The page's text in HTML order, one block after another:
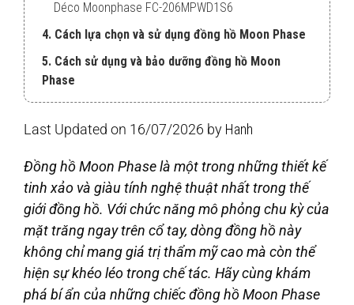
Déco Moonphase FC-206MPWD1S6
4. Cách lựa chọn và sử dụng đồng hồ Moon Phase
5. Cách sử dụng và bảo dưỡng đồng hồ Moon
Phase
Last Updated on 16/07/2026 by Hanh
Đồng hồ Moon Phase là một trong những thiết kế
tinh xảo và giàu tính nghệ thuật nhất trong thế
giới đồng hồ. Với chức năng mô phỏng chu kỳ của
mặt trăng ngay trên cổ tay, dòng đồng hồ này
không chỉ mang giá trị thẩm mỹ cao mà còn thể
hiện sự khéo léo trong chế tác. Hãy cùng khám
phá bí ẩn của những chiếc đồng hồ Moon Phase